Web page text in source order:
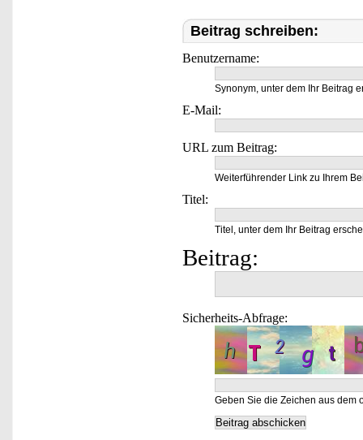
Beitrag schreiben:
Benutzername:
Synonym, unter dem Ihr Beitrag
E-Mail:
URL zum Beitrag:
Weiterführender Link zu Ihrem
Titel:
Titel, unter dem Ihr Beitrag
Beitrag:
Sicherheits-Abfrage:
Geben Sie die Zeichen aus dem